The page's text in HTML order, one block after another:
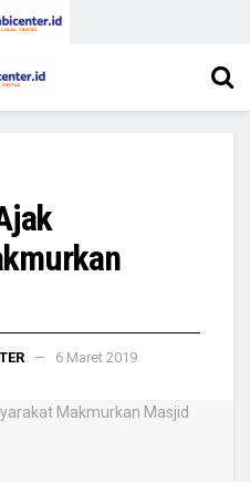
6 Maret 2019